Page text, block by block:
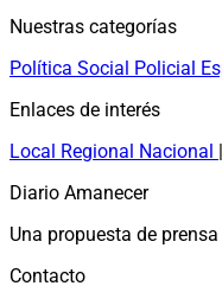
Nuestras categorías
Política Social Policial
Enlaces de interés
Local Regional Nacional |
Diario Amanecer
Una propuesta de
Contacto